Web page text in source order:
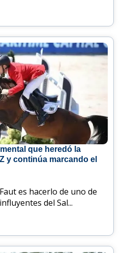
que heredó la
y continúa marcando el
es hacerlo de uno de
del Sal...